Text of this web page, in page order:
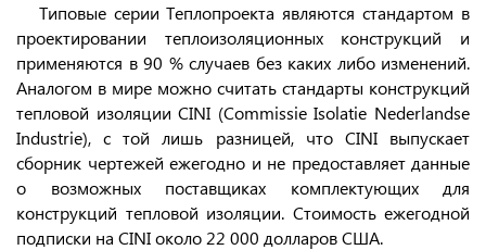
Типовые серии Теплопроекта являются стандартом в
проектировании теплоизоляционных конструкций и
применяются в 90 % случаев без каких либо изменений.
Аналогом в мире можно считать стандарты конструкций
тепловой изоляции CINI (Commissie Isolatie Nederlandse
Industrie), с той лишь разницей, что CINI выпускает
сборник чертежей ежегодно и не предоставляет данные
о возможных поставщиках комплектующих для
конструкций тепловой изоляции. Стоимость ежегодной
подписки на CINI около 22 000 долларов США.